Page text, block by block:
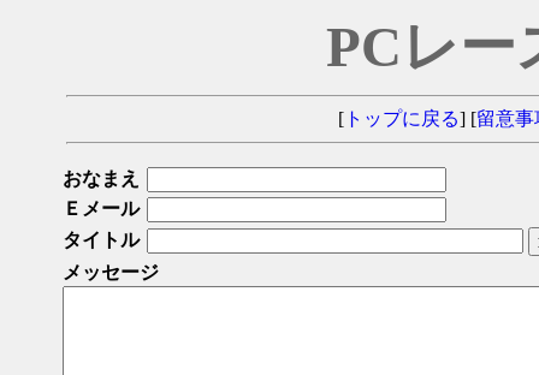
PCレー
[ トップに戻る] [留意事
おなまえ
Ｅメール
タイトル
メッセージ